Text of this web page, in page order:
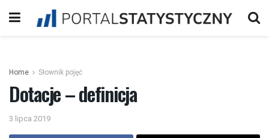
Home Słownik pojęć
Dotacje – definicja
3 lipca 2019